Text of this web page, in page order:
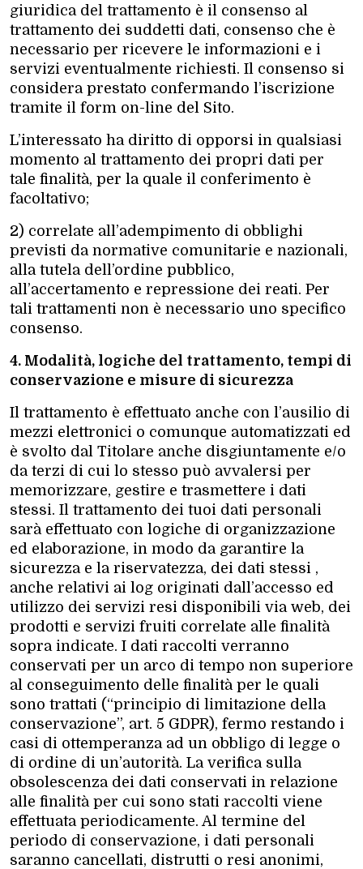
giuridica del trattamento è il consenso al
trattamento dei suddetti dati, consenso che è
necessario per ricevere le informazioni e i
servizi eventualmente richiesti. Il consenso si
considera prestato confermando l’iscrizione
tramite il form on-line del Sito.
L’interessato ha diritto di opporsi in qualsiasi
momento al trattamento dei propri dati per
tale finalità, per la quale il conferimento è
facoltativo;
2) correlate all’adempimento di obblighi
previsti da normative comunitarie e nazionali,
alla tutela dell’ordine pubblico,
all’accertamento e repressione dei reati. Per
tali trattamenti non è necessario uno specifico
consenso.
4. Modalità, logiche del trattamento, tempi di
conservazione e misure di sicurezza
Il trattamento è effettuato anche con l’ausilio di
mezzi elettronici o comunque automatizzati ed
è svolto dal Titolare anche disgiuntamente e/o
da terzi di cui lo stesso può avvalersi per
memorizzare, gestire e trasmettere i dati
stessi. Il trattamento dei tuoi dati personali
sarà effettuato con logiche di organizzazione
ed elaborazione, in modo da garantire la
sicurezza e la riservatezza, dei dati stessi ,
anche relativi ai log originati dall’accesso ed
utilizzo dei servizi resi disponibili via web, dei
prodotti e servizi fruiti correlate alle finalità
sopra indicate. I dati raccolti verranno
conservati per un arco di tempo non superiore
al conseguimento delle finalità per le quali
sono trattati (“principio di limitazione della
conservazione”, art. 5 GDPR), fermo restando i
casi di ottemperanza ad un obbligo di legge o
di ordine di un’autorità. La verifica sulla
obsolescenza dei dati conservati in relazione
alle finalità per cui sono stati raccolti viene
effettuata periodicamente. Al termine del
periodo di conservazione, i dati personali
saranno cancellati, distrutti o resi anonimi,